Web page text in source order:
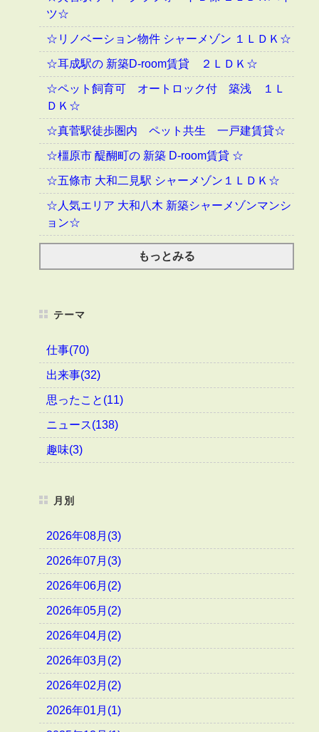
ツ☆
☆リノベーション物件 シャーメゾン １ＬＤＫ☆
☆耳成駅の 新築D-room賃貸 ２ＬＤＫ☆
☆ペット飼育可 オートロック付 築浅 １Ｌ
ＤＫ☆
☆真菅駅徒歩圏内 ペット共生 一戸建賃貸☆
☆橿原市 醍醐町の 新築 D-room賃貸 ☆
☆五條市 大和二見駅 シャーメゾン１ＬＤＫ☆
☆人気エリア 大和八木 新築シャーメゾンマンシ
ョン☆
もっとみる
テーマ
仕事(70)
出来事(32)
思ったこと(11)
ニュース(138)
趣味(3)
月別
2026年08月(3)
2026年07月(3)
2026年06月(2)
2026年05月(2)
2026年04月(2)
2026年03月(2)
2026年02月(2)
2026年01月(1)